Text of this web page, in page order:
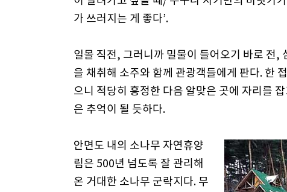
가 쓰러지는 게 좋다’.
일몰 직전, 그러니까 밀물이 들어오기 바로 전,
을 채취해 소주와 함께 관광객들에게 판다. 한
으니 적당히 흥정한 다음 알맞은 곳에 자리를
은 추억이 될 듯하다.
안면도 내의 소나무 자연휴양
림은 500년 넘도록 잘 관리해
온 거대한 소나무 군락지다. 무